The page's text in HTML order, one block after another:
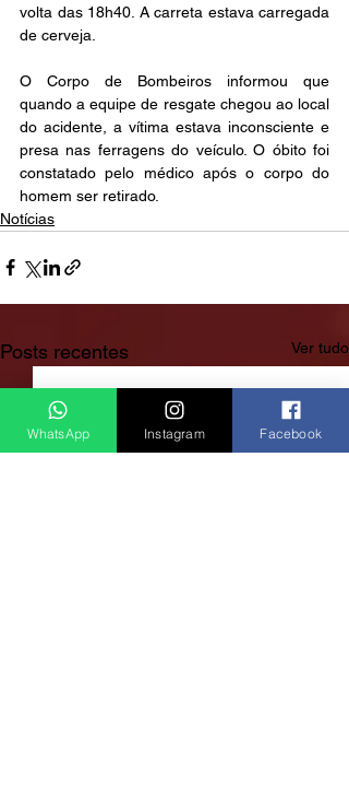
volta das 18h40. A carreta estava carregada
de cerveja.
O Corpo de Bombeiros informou que
quando a equipe de resgate chegou ao local
do acidente, a vítima estava inconsciente e
presa nas ferragens do veículo. O óbito foi
constatado pelo médico após o corpo do
homem ser retirado.
Notícias
Posts recentes Ver tudo
WhatsApp Instagram Facebook